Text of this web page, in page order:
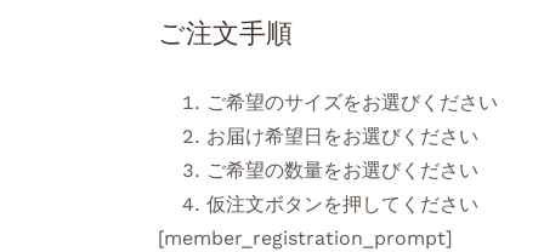
ご注文手順
ご希望のサイズをお選びください
お届け希望日をお選びください
ご希望の数量をお選びください
仮注文ボタンを押してください
[member_registration_prompt]